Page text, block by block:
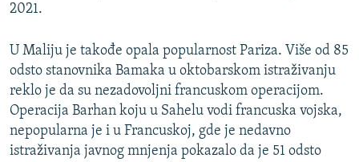
2021.
U Maliju je takođe opala popularnost Pariza. Više od 85
odsto stanovnika Bamaka u oktobarskom istraživanju
reklo je da su nezadovoljni francuskom operacijom.
Operacija Barhan koju u Sahelu vodi francuska vojska,
nepopularna je i u Francuskoj, gde je nedavno
istraživanja javnog mnjenja pokazalo da je 51 odsto